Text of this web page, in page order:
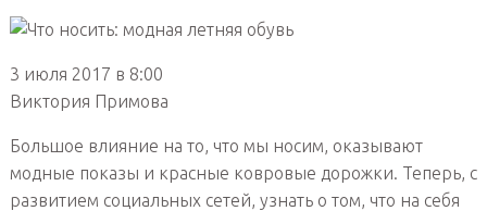
3 июля 2017 в 8:00
Виктория Примова
Большое влияние на то, что мы носим, оказывают
модные показы и красные ковровые дорожки. Теперь, с
развитием социальных сетей, узнать о том, что на себя